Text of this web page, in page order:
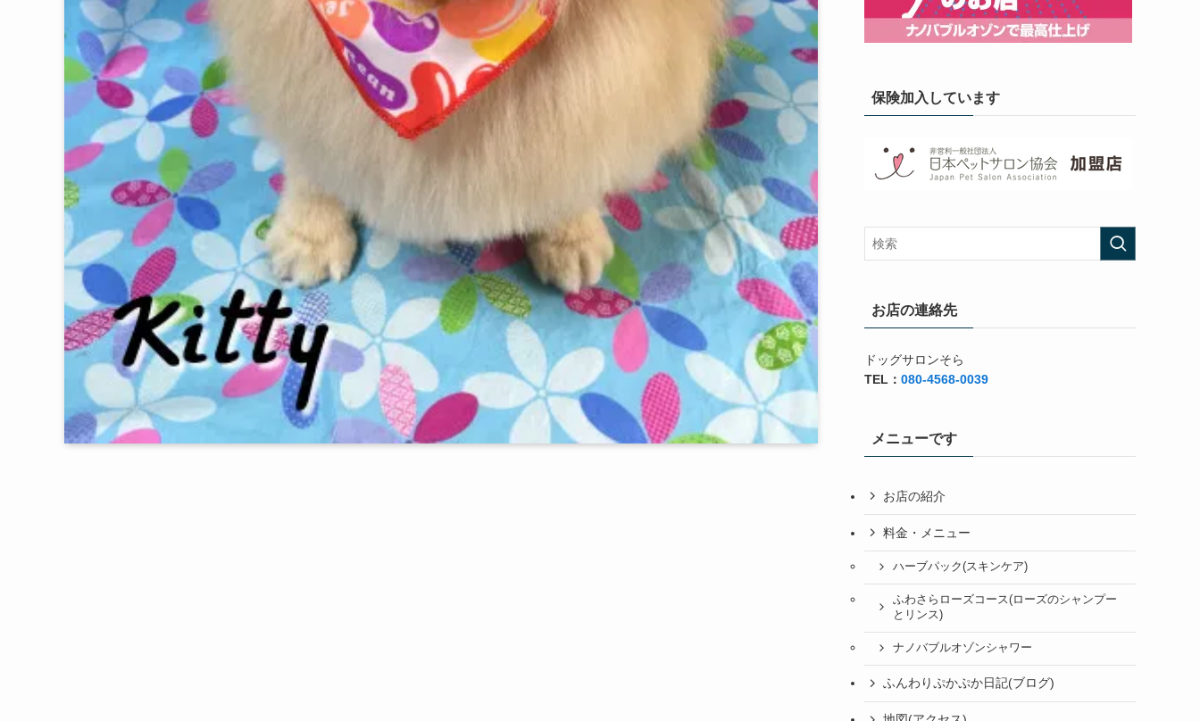
保険加入しています
お店の連絡先
ドッグサロンそら
TEL： 080-4568-0039
メニューです
お店の紹介
料金・メニュー
ハーブパック(スキンケア)
ふわさらローズコース(ローズのシャンプー
とリンス)
ナノバブルオゾンシャワー
ふんわりぷかぷか日記(ブログ)